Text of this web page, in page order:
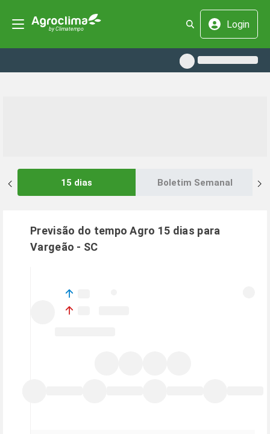
Login
15 dias Boletim Semanal
Previsão do tempo Agro 15 dias para
Vargeão - SC